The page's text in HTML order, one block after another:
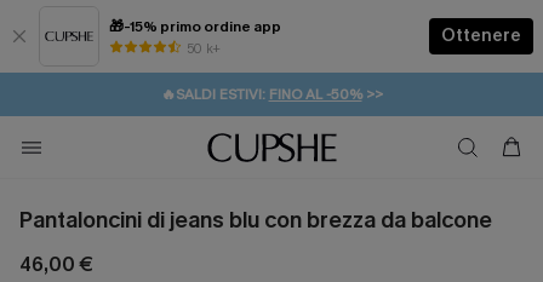
🎁-15% primo ordine app
50 k+
Ottenere
⚡️-15% SUGLI ESSENZIALI DA VACANZA | ACQUISTA
🔥SALDI ESTIVI: FINO AL -50%>>
🚚SPEDIZIONE GRATUITA DA 49€
💌REGALO PER I NUOVI: 20% DI SCONTO*
Pantaloncini di jeans blu con brezza da balcone
46,00 €